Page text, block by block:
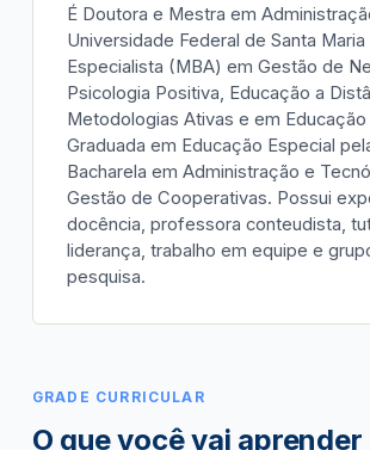
É Doutora e Mestra em
Universidade Federal de Santa Maria
Especialista (MBA) em Gestão de
Psicologia Positiva, Educação a
Metodologias Ativas e em Educação
Graduada em Educação Especial
Bacharela em Administração e
Gestão de Cooperativas. Possui
docência, professora conteudista,
liderança, trabalho em equipe e
pesquisa.
GRADE CURRICULAR
O que você vai aprender